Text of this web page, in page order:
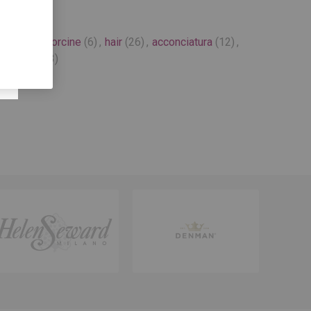
forcine (6) , hair (26) , acconciatura (12) ,
(3)